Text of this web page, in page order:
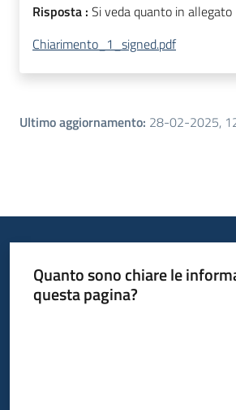
Risposta : Si veda quanto in allegato
Chiarimento_1_signed.pdf
Ultimo aggiornamento: 28-02-2025,
Quanto sono chiare le
questa pagina?